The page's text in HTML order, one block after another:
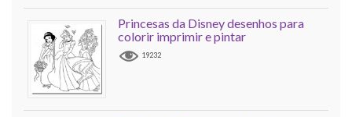
Princesas da Disney desenhos para
colorir imprimir e pintar
19232